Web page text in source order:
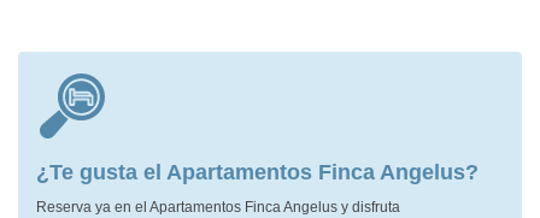
¿Te gusta el Apartamentos Finca Angelus?
Reserva ya en el Apartamentos Finca Angelus y disfruta